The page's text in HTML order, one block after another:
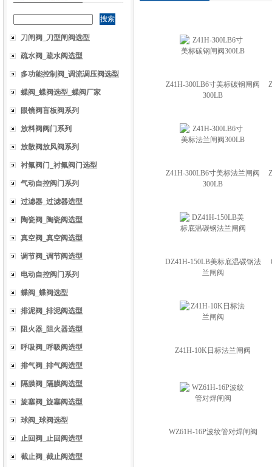
刀闸阀_刀型闸阀选型
疏水阀_疏水阀选型
多功能控制阀_调流调压阀选型
蝶阀_蝶阀选型_蝶阀厂家
眼镜阀盲板阀系列
放料阀阀门系列
放散阀放风阀系列
衬氟阀门_衬氟阀门选型
气动自控阀门系列
过滤器_过滤器选型
陶瓷阀_陶瓷阀选型
真空阀_真空阀选型
调节阀_调节阀选型
电动自控阀门系列
蝶阀_蝶阀选型
排泥阀_排泥阀选型
阻火器_阻火器选型
呼吸阀_呼吸阀选型
排气阀_排气阀选型
隔膜阀_隔膜阀选型
旋塞阀_旋塞阀选型
球阀_球阀选型
止回阀_止回阀选型
截止阀_截止阀选型
Z41H-300LB6寸美标碳钢闸阀
300LB
Z41H-300LB6寸美标法兰闸阀
300LB
DZ41H-150LB美标底温碳钢法
兰闸阀
Z41H-10K日标法兰闸阀
WZ61H-16P波纹管对焊闸阀